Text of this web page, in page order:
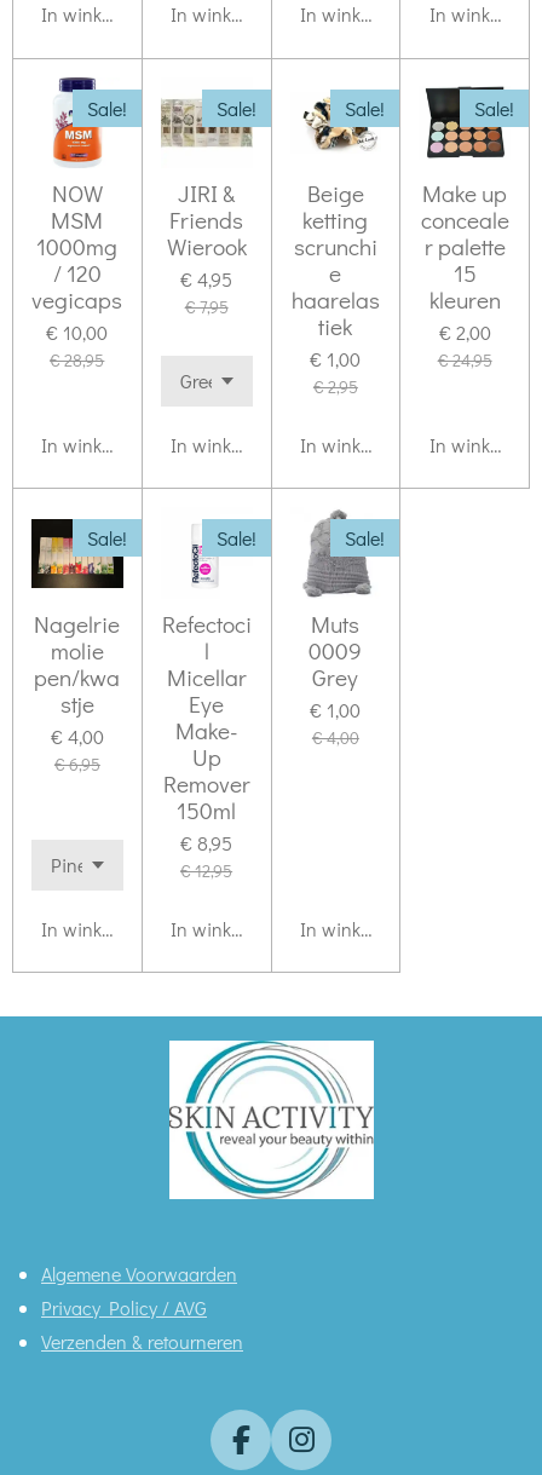
In winkelwagenIn winkelwagenIn winkelwagen In
Sale!
NOW
MSM
1000mg
/ 120
vegicaps
€ 10,00
€ 28,95
In winkelwagen
Sale!
JIRI &
Friends
Wierook
€ 4,95
€ 7,95
In winkelwagen
Sale!
Beige
ketting
scrunchi
e
haarelas
tiek
€ 1,00
€ 2,95
In winkelwagen
Sale!
Make up
conceale
r palette
15
kleuren
€ 2,00
€ 24,95
In
Sale!
Nagelrie
molie
pen/kwa
stje
€ 4,00
€ 6,95
In winkelwagen
Sale!
Refectoci
l
Micellar
Eye
Make-
Up
Remover
150ml
€ 8,95
€ 12,95
In winkelwagen
Sale!
Muts
0009
Grey
€ 1,00
€ 4,00
In winkelwagen
Algemene Voorwaarden
Privacy Policy / AVG
Verzenden & retourneren
F
I